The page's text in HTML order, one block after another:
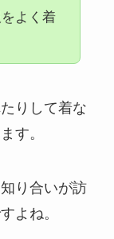
よく着
りして着な
す。
り合いが訪
よね。